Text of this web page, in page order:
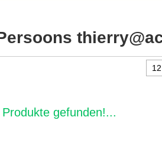
Produkte gefunden!...